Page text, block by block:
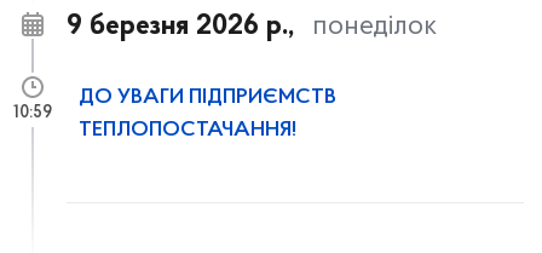
9 березня 2026 р., понеділок
ДО УВАГИ ПІДПРИЄМСТВ
ТЕПЛОПОСТАЧАННЯ!
10:59